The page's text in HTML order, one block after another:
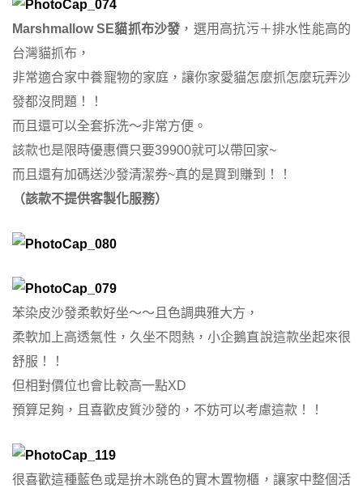
Marshmallow SE貓抓布沙發 ，選用高抗污＋排水性能高的
台灣貓抓布，
非常適合家中養寵物的家庭，讓你家愛貓怎麼抓怎麼玩弄沙
發都沒問題！！
而且還可以全套拆洗～非常方便。
該款也是限時優惠價只要39900就可以帶回家~
而且還有加碼送沙發清潔券~真的是買到賺到！！
（該款不提供客製化服務）
苯染皮沙發柔軟好坐～～且色調典雅大方，
柔軟加上高透氣性，久坐不悶熱，小企鵝直說這款坐起來很
舒服！！
但相對價位也會比較高一點XD
預算足夠，且喜歡皮質沙發的，不妨可以考慮這款！！
很喜歡這種藍色或是拚木跳色的實木置物櫃，讓家中整個活